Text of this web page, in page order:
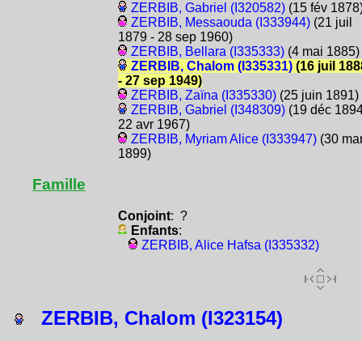
ZERBIB, Gabriel (I320582)(15 fév
ZERBIB, Messaouda (I333944)(21 juil
1879 - 28 sep 1960)
ZERBIB, Bellara (I335333)(4 mai 1885)
ZERBIB, Chalom (I335331)(16 juil
- 27 sep 1949)
ZERBIB, Zaïna (I335330)(25 juin 1891)
ZERBIB, Gabriel (I348309)(19 déc
22 avr 1967)
ZERBIB, Myriam Alice (I333947)(30
1899)
Famille
Conjoint: ?
Enfants:
ZERBIB, Alice Hafsa (I335332)
ZERBIB, Chalom (I323154)